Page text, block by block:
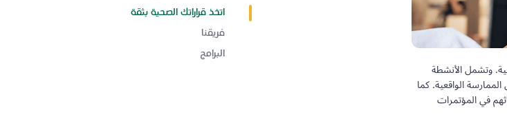
وتشمل الأنشطة
الممارسة الواقعية. كما
في المؤتمرات
اتخذ قراراتك الصحية بثقة
فريقنا
البرامج